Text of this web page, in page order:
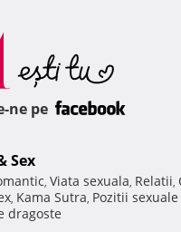
ne pe
Sex
, Viata sexuala, Relatii,
, Kama Sutra, Pozitii
dragoste